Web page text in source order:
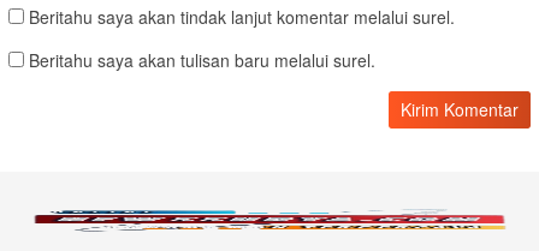
Beritahu saya akan tindak lanjut komentar melalui surel.
Beritahu saya akan tulisan baru melalui surel.